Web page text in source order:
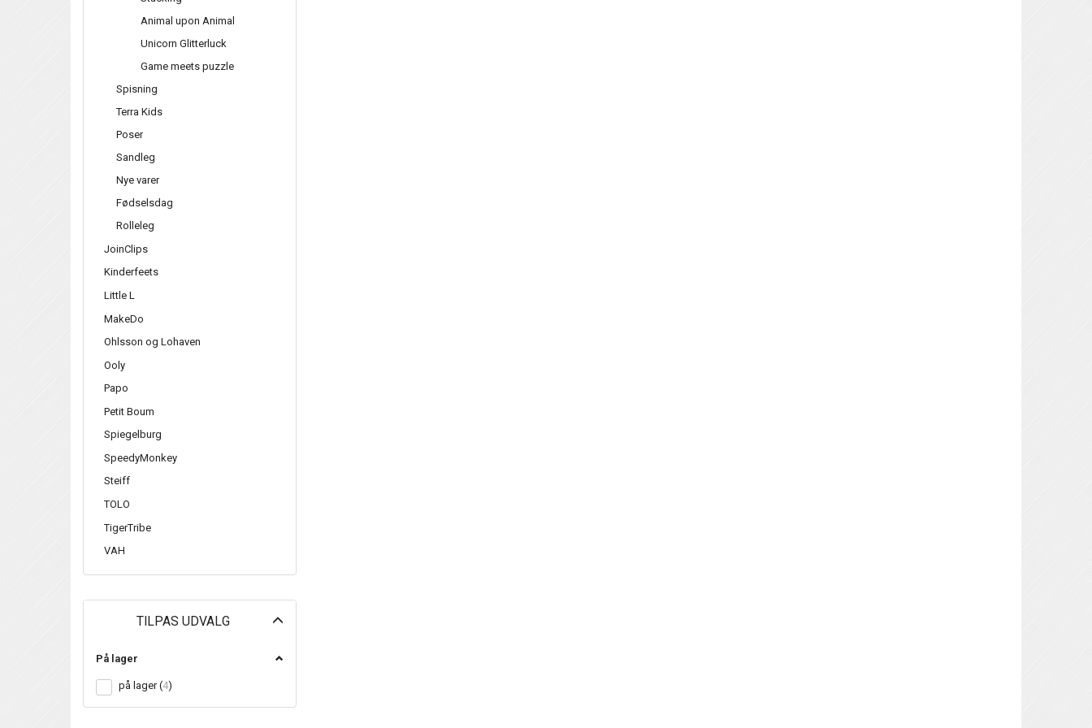
Animal upon Animal
Unicorn Glitterluck
Game meets puzzle
Spisning
Terra Kids
Poser
Sandleg
Nye varer
Fødselsdag
Rolleleg
JoinClips
Kinderfeets
Little L
MakeDo
Ohlsson og Lohaven
Ooly
Papo
Petit Boum
Spiegelburg
SpeedyMonkey
Steiff
TOLO
TigerTribe
VAH
TILPAS UDVALG
På lager
på lager(4)